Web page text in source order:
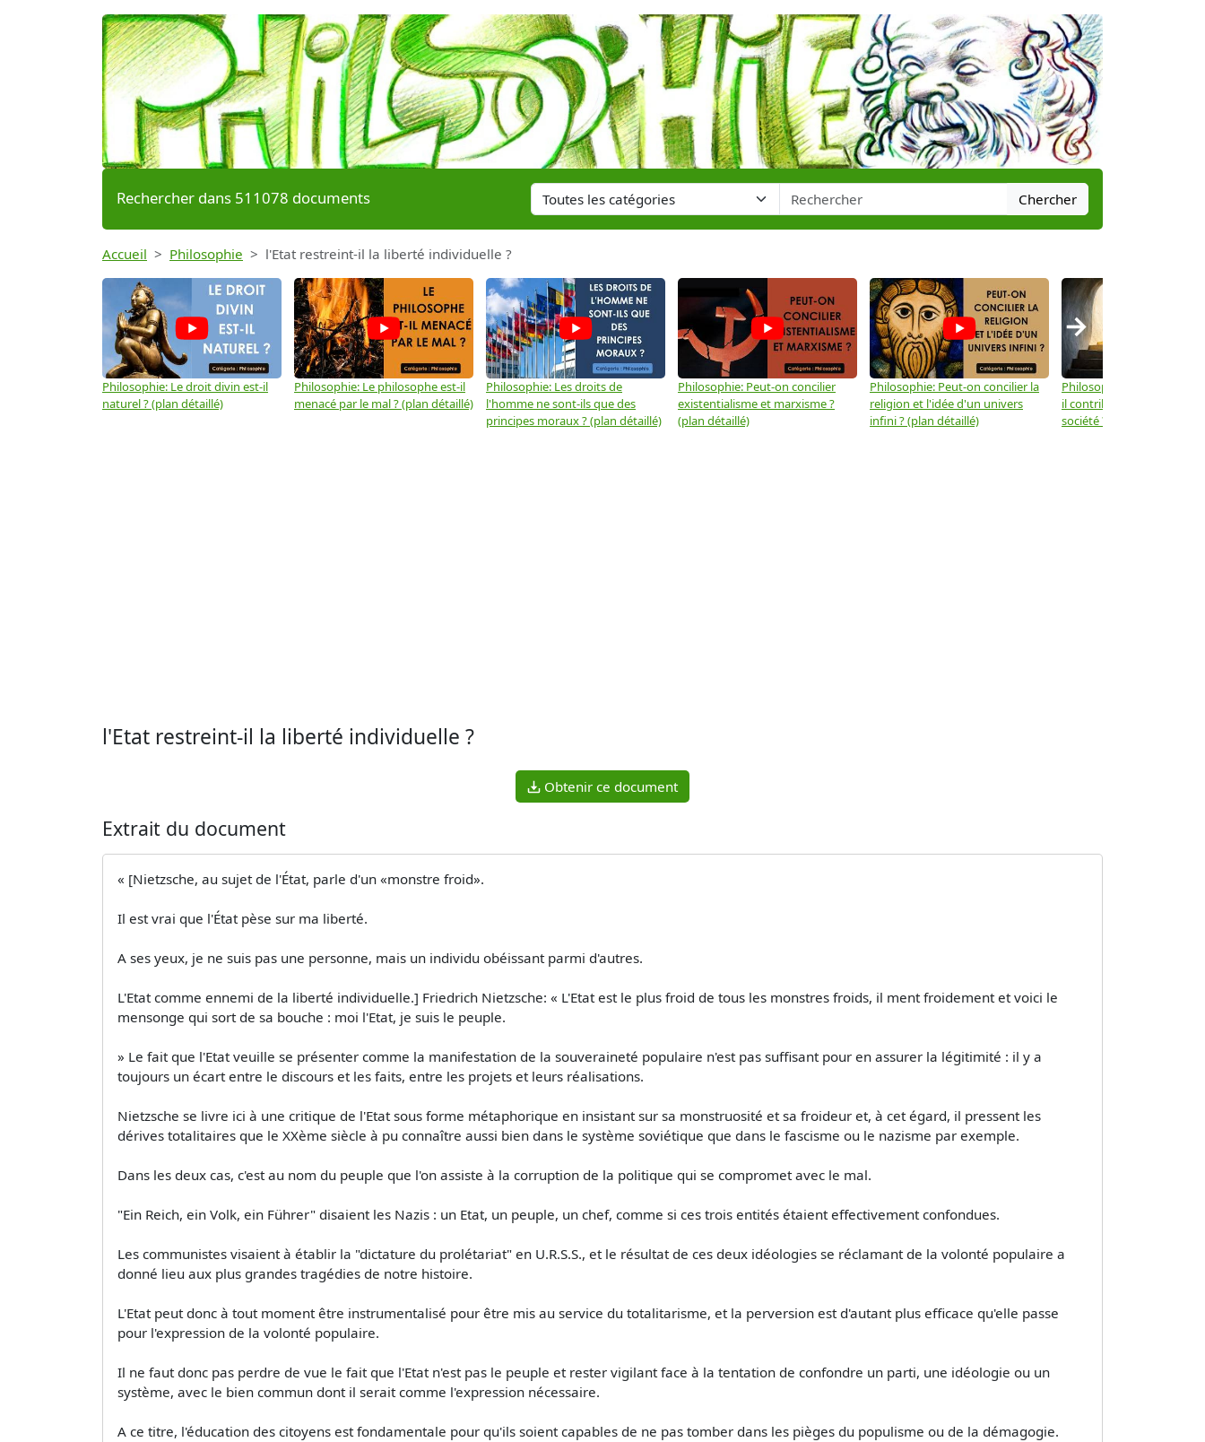
Rechercher dans 511078 documents Chercher
Accueil Philosophie l'Etat restreint-il la liberté individuelle ?
Philosophie: Le droit divin est-il
naturel ? (plan détaillé)
Philosophie: Le philosophe est-il
menacé par le mal ? (plan détaillé)
Philosophie: Les droits de
l'homme ne sont-ils que des
principes moraux ? (plan détaillé)
Philosophie: Peut-on concilier
existentialisme et marxisme ?
(plan détaillé)
Philosophie: Peut-on concilier la
religion et l'idée d'un univers
infini ? (plan détaillé)
Philosophie: Le
il contribuer au progrès de
société ? (plan détaillé)
→
l'Etat restreint-il la liberté individuelle ?
Obtenir ce document
Extrait du document
« [Nietzsche, au sujet de l'État, parle d'un «monstre froid».
Il est vrai que l'État pèse sur ma liberté.
A ses yeux, je ne suis pas une personne, mais un individu obéissant parmi d'autres.
L'Etat comme ennemi de la liberté individuelle.] Friedrich Nietzsche: « L'Etat est le plus froid de tous les monstres froids, il ment froidement et voici le
mensonge qui sort de sa bouche : moi l'Etat, je suis le peuple.
» Le fait que l'Etat veuille se présenter comme la manifestation de la souveraineté populaire n'est pas suffisant pour en assurer la légitimité : il y a
toujours un écart entre le discours et les faits, entre les projets et leurs réalisations.
Nietzsche se livre ici à une critique de l'Etat sous forme métaphorique en insistant sur sa monstruosité et sa froideur et, à cet égard, il pressent les
dérives totalitaires que le XXème siècle à pu connaître aussi bien dans le système soviétique que dans le fascisme ou le nazisme par exemple.
Dans les deux cas, c'est au nom du peuple que l'on assiste à la corruption de la politique qui se compromet avec le mal.
"Ein Reich, ein Volk, ein Führer" disaient les Nazis : un Etat, un peuple, un chef, comme si ces trois entités étaient effectivement confondues.
Les communistes visaient à établir la "dictature du prolétariat" en U.R.S.S., et le résultat de ces deux idéologies se réclamant de la volonté populaire a
donné lieu aux plus grandes tragédies de notre histoire.
L'Etat peut donc à tout moment être instrumentalisé pour être mis au service du totalitarisme, et la perversion est d'autant plus efficace qu'elle passe
pour l'expression de la volonté populaire.
Il ne faut donc pas perdre de vue le fait que l'Etat n'est pas le peuple et rester vigilant face à la tentation de confondre un parti, une idéologie ou un
système, avec le bien commun dont il serait comme l'expression nécessaire.
A ce titre, l'éducation des citoyens est fondamentale pour qu'ils soient capables de ne pas tomber dans les pièges du populisme ou de la démagogie.